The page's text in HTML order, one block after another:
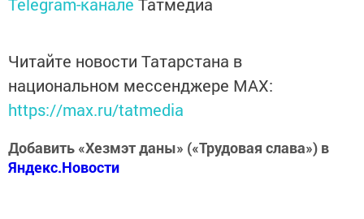
Читайте новости Татарстана в
национальном мессенджере MАХ:
https://max.ru/tatmedia
Добавить «Хезмэт даны» («Трудовая слава») в
Яндекс.Новости